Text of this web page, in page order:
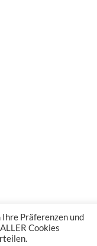
Präferenzen und
Cookies